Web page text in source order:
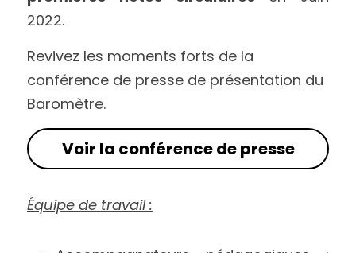
2022.
Revivez les moments forts de la
conférence de presse de présentation du
Baromètre.
Voir la conférence de presse
Équipe de travail :